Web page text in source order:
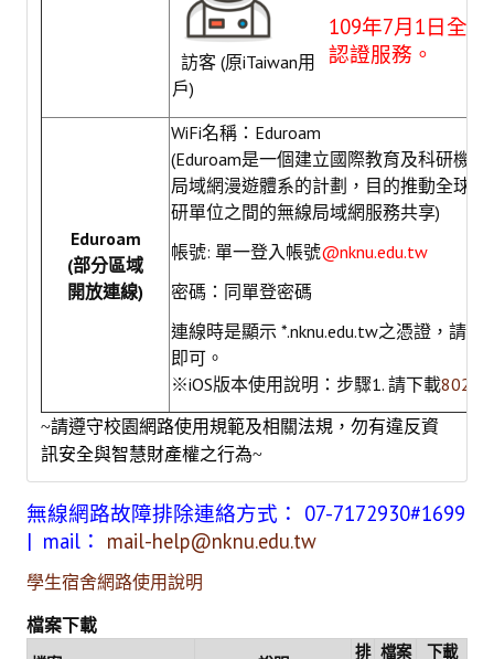
人流辨識
門禁系統
高師瓦力1號
高師大APP
燕巢深夜餐車
歡樂耶誕
智慧行政
校務數據公開及下載
訪客 (原iTaiwan用
戶)
109年7月1日全
認證服務。
Eduroam
(部分區域
開放連線)
WiFi名稱：Eduroam
(Eduroam是一個建立國際教育及科研機
局域網漫遊體系的計劃，目的推動全球教
研單位之間的無線局域網服務共享)
帳號: 單一登入帳號@nknu.edu.tw
密碼：同單登密碼
連線時是顯示 *.nknu.edu.tw之憑證，請點
即可。
※iOS版本使用說明：步驟1. 請下載
~請遵守校園網路使用規範及相關法規，勿有違反資
訊安全與智慧財產權之行為~
無線網路故障排除連絡方式： 07-7172930#1699
| mail： mail-help@nknu.edu.tw
學生宿舍網路使用說明
檔案下載
排 檔案 下載